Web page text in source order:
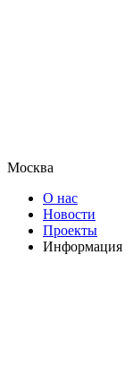
Москва
О нас
Новости
Проекты
Информация